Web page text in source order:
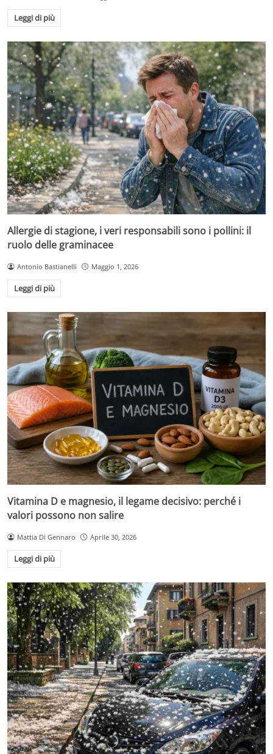
Leggi di più
Allergie di stagione, i veri responsabili sono i pollini: il
ruolo delle graminacee
Antonio Bastianelli Maggio 1, 2026
Leggi di più
Vitamina D e magnesio, il legame decisivo: perché i
valori possono non salire
Mattia Di Gennaro Aprile 30, 2026
Leggi di più